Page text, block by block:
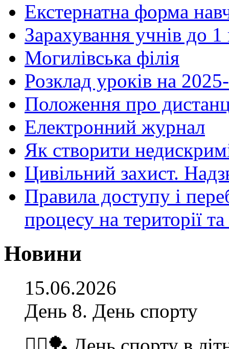
Екстернатна форма
Зарахування учнів до 1
Могилівська філія
Розклад уроків на
Положення про
Електронний журнал
Як створити
Цивільний захист.
Правила доступу і
процесу на території
Новини
15.06.2026
День 8. День спорту